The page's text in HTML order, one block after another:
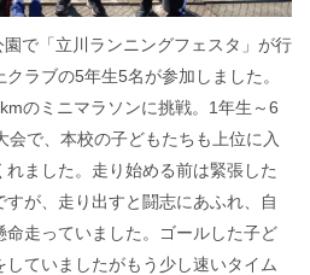
で「立川ランニングフェスタ」が行
ラブの5年生5名が参加しました。
のミニマラソンに挑戦。1年生～6
で、本校の子どもたちも上位に入
ました。走り始める前は緊張した
が、走り出すと闘志にあふれ、自
走っていました。ゴールした子ど
ていましたがもう少し速いタイム